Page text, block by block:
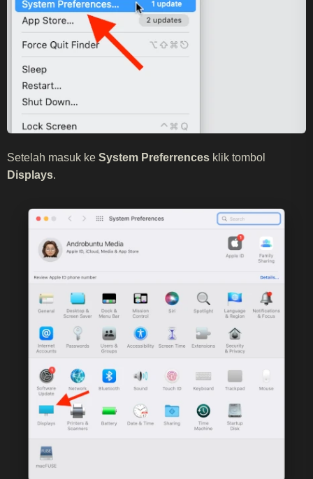
Setelah masuk ke System Preferrences klik tombol
Displays.